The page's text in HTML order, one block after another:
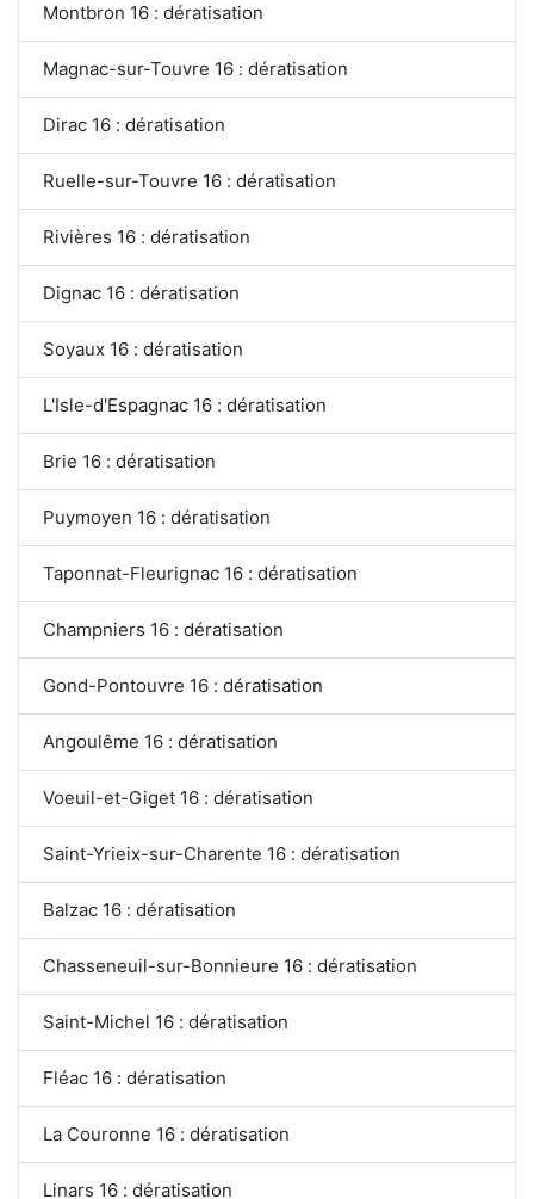
Montbron 16 : dératisation
Magnac-sur-Touvre 16 : dératisation
Dirac 16 : dératisation
Ruelle-sur-Touvre 16 : dératisation
Rivières 16 : dératisation
Dignac 16 : dératisation
Soyaux 16 : dératisation
L'Isle-d'Espagnac 16 : dératisation
Brie 16 : dératisation
Puymoyen 16 : dératisation
Taponnat-Fleurignac 16 : dératisation
Champniers 16 : dératisation
Gond-Pontouvre 16 : dératisation
Angoulême 16 : dératisation
Voeuil-et-Giget 16 : dératisation
Saint-Yrieix-sur-Charente 16 : dératisation
Balzac 16 : dératisation
Chasseneuil-sur-Bonnieure 16 : dératisation
Saint-Michel 16 : dératisation
Fléac 16 : dératisation
La Couronne 16 : dératisation
Linars 16 : dératisation